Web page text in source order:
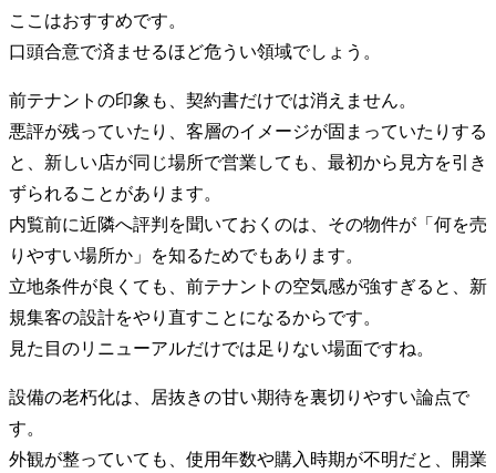
ここはおすすめです。
口頭合意で済ませるほど危うい領域でしょう。
前テナントの印象も、契約書だけでは消えません。
悪評が残っていたり、客層のイメージが固まっていたりする
と、新しい店が同じ場所で営業しても、最初から見方を引き
ずられることがあります。
内覧前に近隣へ評判を聞いておくのは、その物件が「何を売
りやすい場所か」を知るためでもあります。
立地条件が良くても、前テナントの空気感が強すぎると、新
規集客の設計をやり直すことになるからです。
見た目のリニューアルだけでは足りない場面ですね。
設備の老朽化は、居抜きの甘い期待を裏切りやすい論点で
す。
外観が整っていても、使用年数や購入時期が不明だと、開業